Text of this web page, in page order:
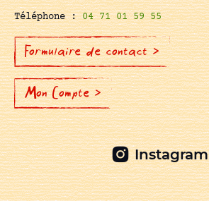
Téléphone :04 71 01 59 55
Formulaire de contact >
Mon Compte >
Instagram